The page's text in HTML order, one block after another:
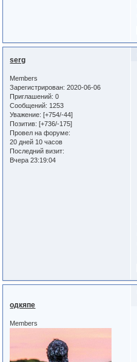
serg
Members
Зарегистрирован: 2020-06-06
Приглашений: 0
Сообщений: 1253
Уважение: [+754/-44]
Позитив: [+736/-175]
Провел на форуме:
20 дней 10 часов
Последний визит:
Вчера 23:19:04
одкяпе
Members